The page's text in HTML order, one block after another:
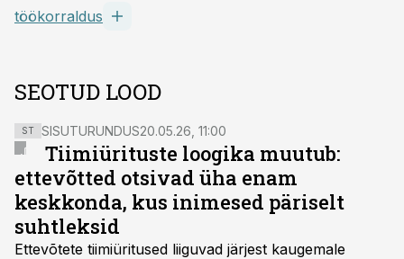
töökorraldus
SEOTUD LOOD
ST SISUTURUNDUS20.05.26, 11:00
Tiimiürituste loogika muutub:
ettevõtted otsivad üha enam
keskkonda, kus inimesed päriselt
suhtleksid
Ettevõtete tiimiüritused liiguvad järjest kaugemale